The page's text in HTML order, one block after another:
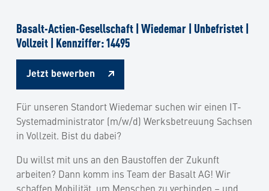
Basalt-Actien-Gesellschaft | Wiedemar | Unbefristet |
Vollzeit | Kennziffer: 14495
Jetzt bewerben
Für unseren Standort Wiedemar suchen wir einen IT-
Systemadministrator (m/w/d) Werksbetreuung Sachsen
in Vollzeit. Bist du dabei?
Du willst mit uns an den Baustoffen der Zukunft
arbeiten? Dann komm ins Team der Basalt AG! Wir
schaffen Mobilität, um Menschen zu verbinden – und